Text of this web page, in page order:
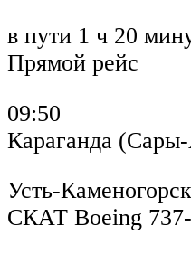
в пути 1 ч 20
Прямой рейс
09:50
Караганда
Усть-
СКАТ Boeing